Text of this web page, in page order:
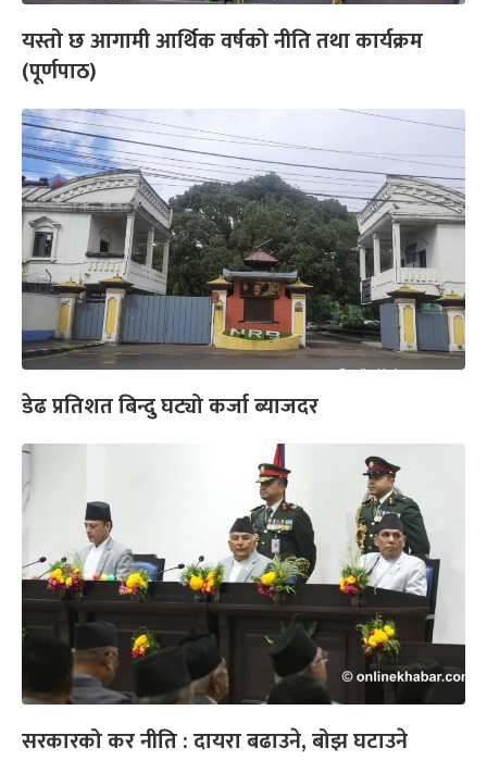
यस्तो छ आगामी आर्थिक वर्षको नीति तथा कार्यक्रम
(पूर्णपाठ)
डेढ प्रतिशत बिन्दु घट्यो कर्जा ब्याजदर
सरकारको कर नीति : दायरा बढाउने, बोझ घटाउने